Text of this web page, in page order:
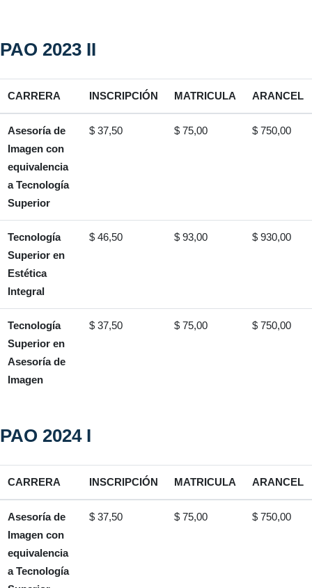
PAO 2023 II
CARRERA INSCRIPCIÓN MATRICULA ARANCEL
Asesoría de
Imagen con
equivalencia
a Tecnología
Superior
$ 37,50 $ 75,00 $ 750,00
Tecnología
Superior en
Estética
Integral
$ 46,50 $ 93,00 $ 930,00
Tecnología
Superior en
Asesoría de
Imagen
$ 37,50 $ 75,00 $ 750,00
PAO 2024 I
CARRERA INSCRIPCIÓN MATRICULA ARANCEL
Asesoría de
Imagen con
equivalencia
a Tecnología
$ 37,50 $ 75,00 $ 750,00